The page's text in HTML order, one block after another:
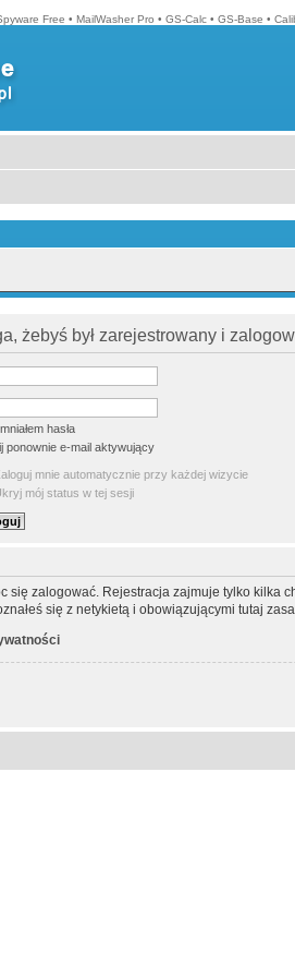
Free • MailWasher Pro • GS-Calc • GS-Base •
żebyś był zarejestrowany i
hasła
ponownie e-mail aktywujący
mnie automatycznie przy każdej wizycie
mój status w tej sesji
się zalogować. Rejestracja zajmuje tylko
się z netykietą i obowiązującymi tutaj